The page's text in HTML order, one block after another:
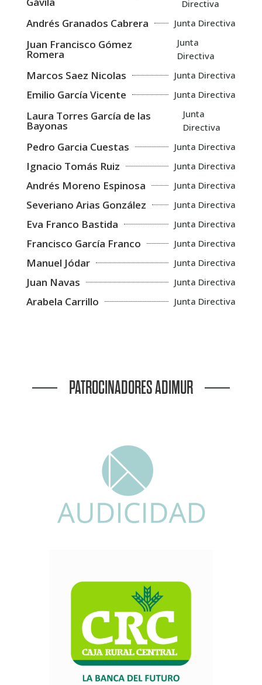
Directiva
Andrés Granados Cabrera Junta Directiva
Juan Francisco Gómez
Romera
Junta
Directiva
Marcos Saez Nicolas Junta Directiva
Emilio García Vicente Junta Directiva
Laura Torres García de las
Bayonas
Junta
Directiva
Pedro Garcia Cuestas Junta Directiva
Ignacio Tomás Ruiz Junta Directiva
Andrés Moreno Espinosa Junta Directiva
Severiano Arias González Junta Directiva
Eva Franco Bastida Junta Directiva
Francisco García Franco Junta Directiva
Manuel Jódar Junta Directiva
Juan Navas Junta Directiva
Arabela Carrillo Junta Directiva
PATROCINADORES ADIMUR